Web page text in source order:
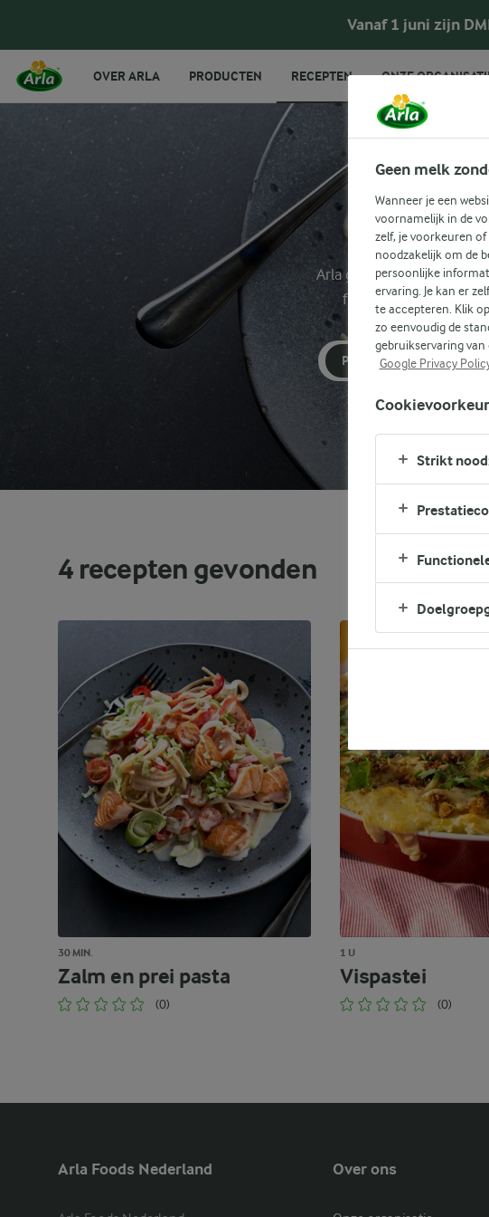
Vanaf 1 juni zijn
OVER ARLA PRODUCTEN RECEPTEN ONZE
Arla geeft je recepten
filtermenu om
PREI VIS
4 recepten gevonden
30 MIN.
Zalm en prei pasta
(0)
1 U
Vispastei
(0)
Arla Foods Nederland Over ons
Geen melk
Wanneer je een
voornamelijk in de
zelf, je voorkeuren
noodzakelijk om de
persoonlijke
ervaring. Je kan er
te accepteren. Klik
zo eenvoudig de
gebruikservaring van
Google Privacy
Strikt